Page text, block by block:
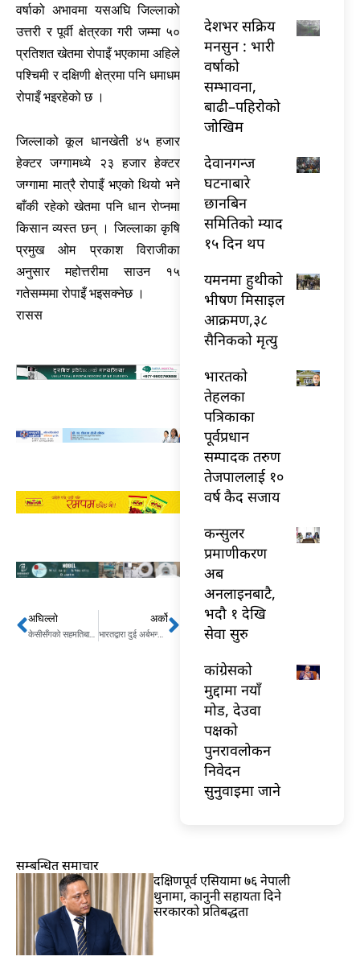
वर्षाको अभावमा यसअघि जिल्लाको
उत्तरी र पूर्वी क्षेत्रका गरी जम्मा ५०
प्रतिशत खेतमा रोपाइँ भएकामा अहिले
पश्चिमी र दक्षिणी क्षेत्रमा पनि धमाधम
रोपाइँ भइरहेको छ ।
जिल्लाको कूल धानखेती ४५ हजार
हेक्टर जग्गामध्ये २३ हजार हेक्टर
जग्गामा मात्रै रोपाइँ भएको थियो भने
बाँकी रहेको खेतमा पनि धान रोप्नमा
किसान व्यस्त छन् । जिल्लाका कृषि
प्रमुख ओम प्रकाश विराजीका
अनुसार महोत्तरीमा साउन १५
गतेसम्ममा रोपाइँ भइसक्नेछ ।
रासस
Prev
अघिल्लो
केसीसँगको सहमतिबारे नेकपाका सांसदलाई जानकारी
अर्को
भारतद्वारा दुई अर्बभन्दा बढी पुनर्भुक्तानी Next
देशभर सक्रिय
मनसुन : भारी
वर्षाको
सम्भावना,
बाढी–पहिरोको
जोखिम
देवानगन्ज
घटनाबारे
छानबिन
समितिको म्याद
१५ दिन थप
यमनमा हुथीको
भीषण मिसाइल
आक्रमण,३८
सैनिकको मृत्यु
भारतकाे
तेहलका
पत्रिकाका
पूर्वप्रधान
सम्पादक तरुण
तेजपाललाई १०
वर्ष कैद सजाय
कन्सुलर
प्रमाणीकरण
अब
अनलाइनबाटै,
भदौ १ देखि
सेवा सुरु
कांग्रेसको
मुद्दामा नयाँ
मोड, देउवा
पक्षको
पुनरावलोकन
निवेदन
सुनुवाइमा जाने
सम्बन्धित समाचार
दक्षिणपूर्व एसियामा ७६ नेपाली
थुनामा, कानुनी सहायता दिने
सरकारको प्रतिबद्धता